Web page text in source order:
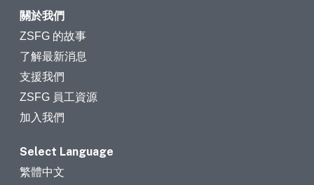
關於我們
ZSFG 的故事
了解最新消息
支援我們
ZSFG 員工資源
加入我們
Select Language
繁體中文